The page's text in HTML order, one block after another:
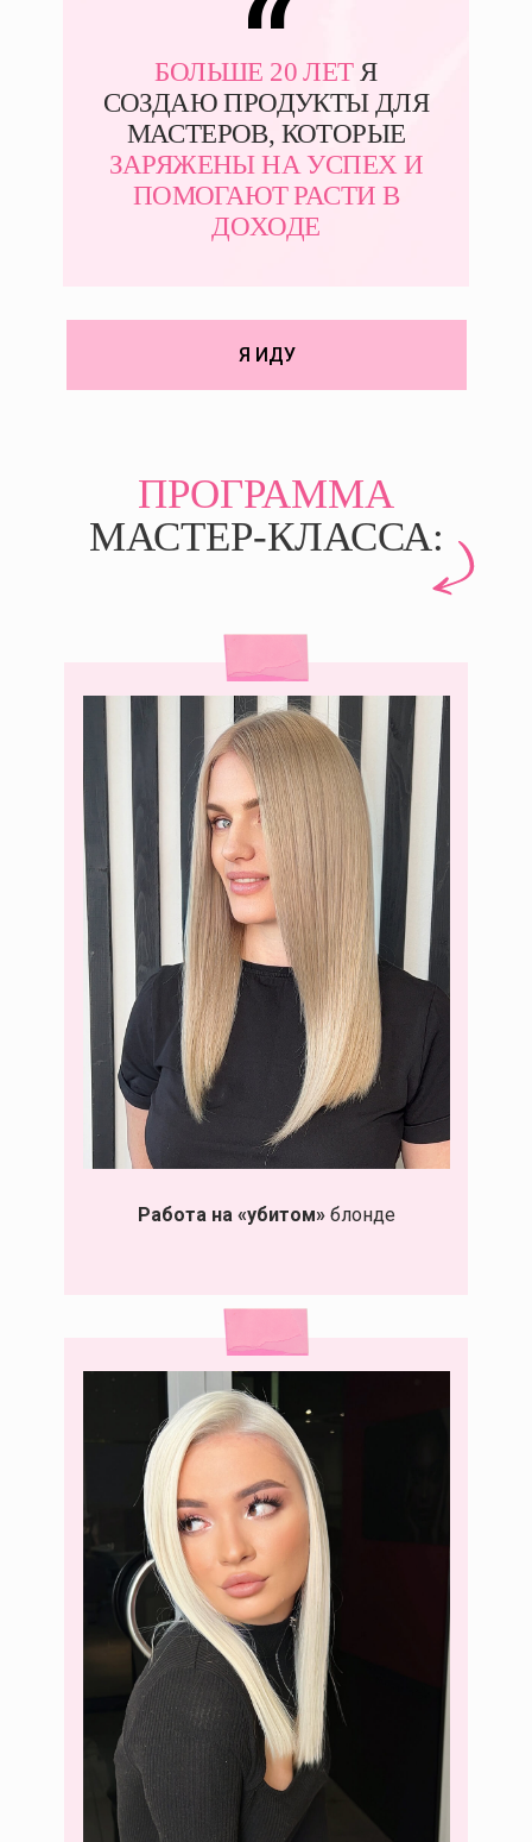
“
БОЛЬШЕ 20 ЛЕТЯ
СОЗДАЮ ПРОДУКТЫ ДЛЯ
МАСТЕРОВ, КОТОРЫЕ
ЗАРЯЖЕНЫ НА УСПЕХ И
ПОМОГАЮТ РАСТИ В
ДOХОДЕ
Я ИДУ
ПРОГРАММА
МАСТЕР-КЛАССА:
Работа на «убитом»блонде